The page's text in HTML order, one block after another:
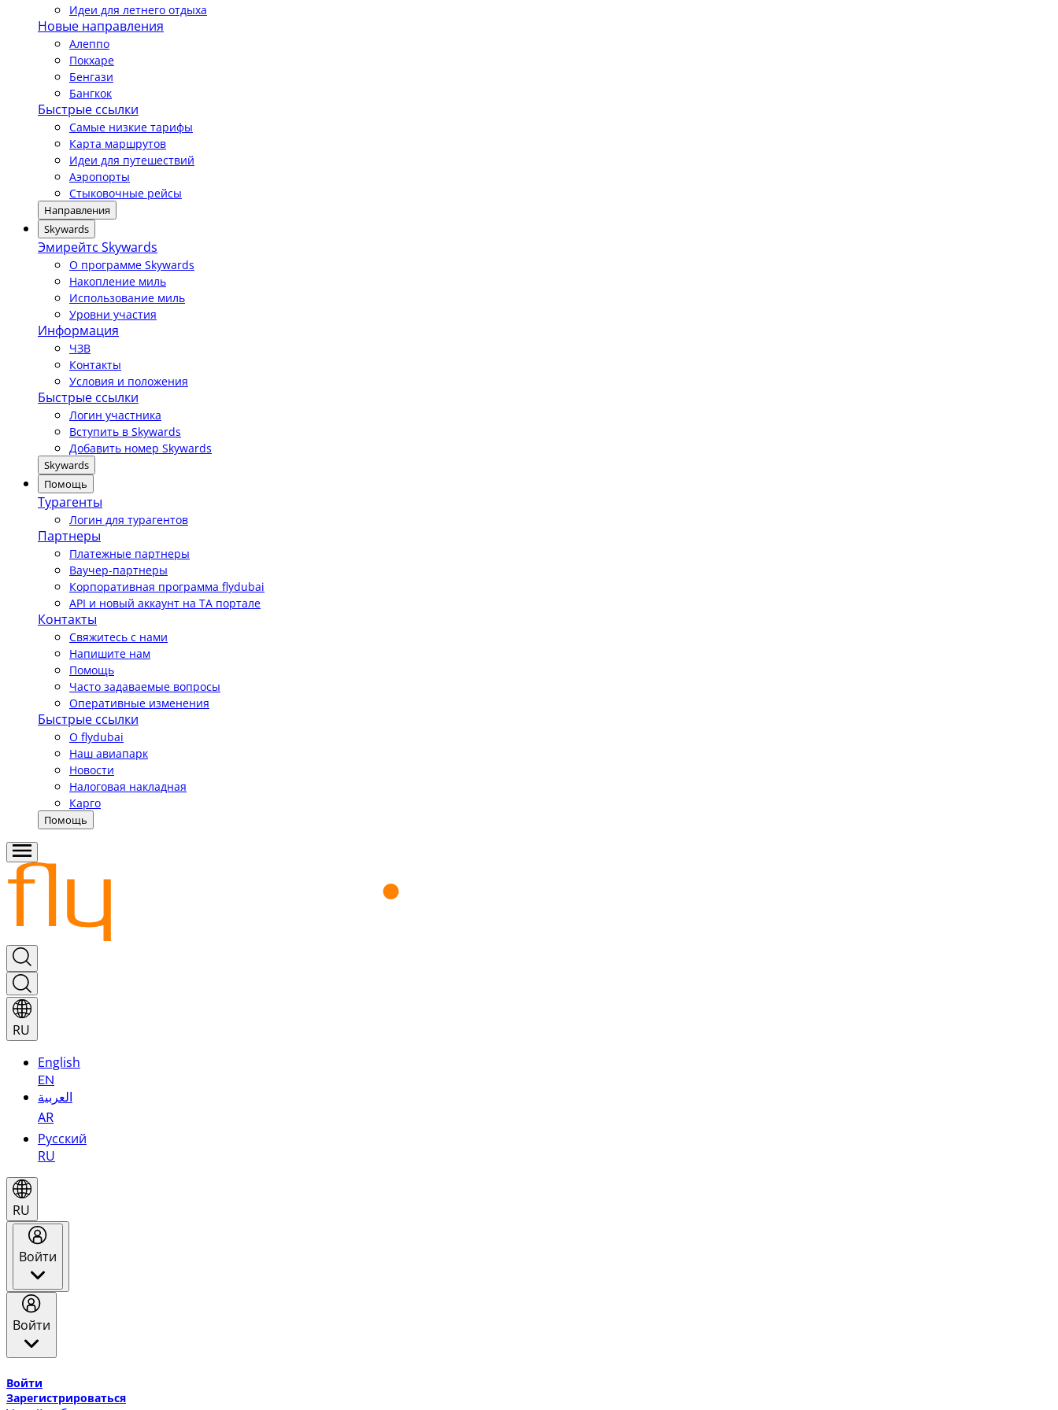
Идеи для летнего отдыха
Новые направления
Алеппо
Покхаре
Бенгази
Бангкок
Быстрые ссылки
Самые низкие тарифы
Карта маршрутов
Идеи для путешествий
Аэропорты
Стыковочные рейсы
Направления
Skywards
Эмирейтс Skywards
О программе Skywards
Накопление миль
Использование миль
Уровни участия
Информация
ЧЗВ
Контакты
Условия и положения
Быстрые ссылки
Логин участника
Вступить в Skywards
Добавить номер Skywards
Skywards
Помощь
Турагенты
Логин для турагентов
Партнеры
Платежные партнеры
Ваучер-партнеры
Корпоративная программа flydubai
API и новый аккаунт на TA портале
Контакты
Свяжитесь с нами
Напишите нам
Помощь
Часто задаваемые вопросы
Оперативные изменения
Быстрые ссылки
О flydubai
Наш авиапарк
Новости
Налоговая накладная
Карго
Помощь
RU
English
EN
العربية
AR
Русский
RU
RU
Войти
Войти
Войти
Зарегистрироваться